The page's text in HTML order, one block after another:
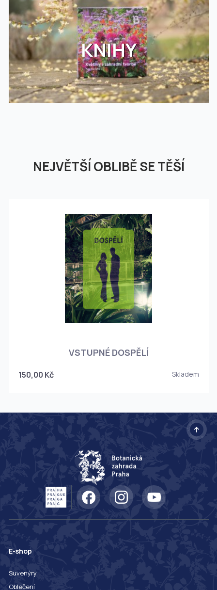
KNIHY
NEJVĚTŠÍ OBLIBĚ SE TĚŠÍ
VSTUPNÉ DOSPĚLÍ
150,00 Kč Skladem
E-shop
Suvenýry
Oblečení